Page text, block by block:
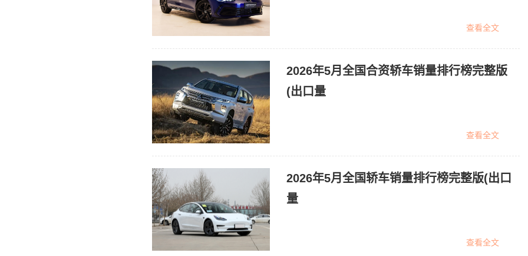
查看全文
2026年5月全国合资轿车销量排行榜完整版
(出口量
查看全文
2026年5月全国轿车销量排行榜完整版(出口
量
查看全文